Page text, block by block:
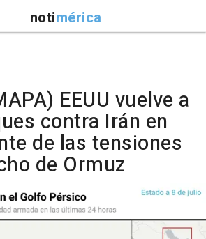
notimérica
EEUU vuelve a
contra Irán en
de las tensiones
de Ormuz